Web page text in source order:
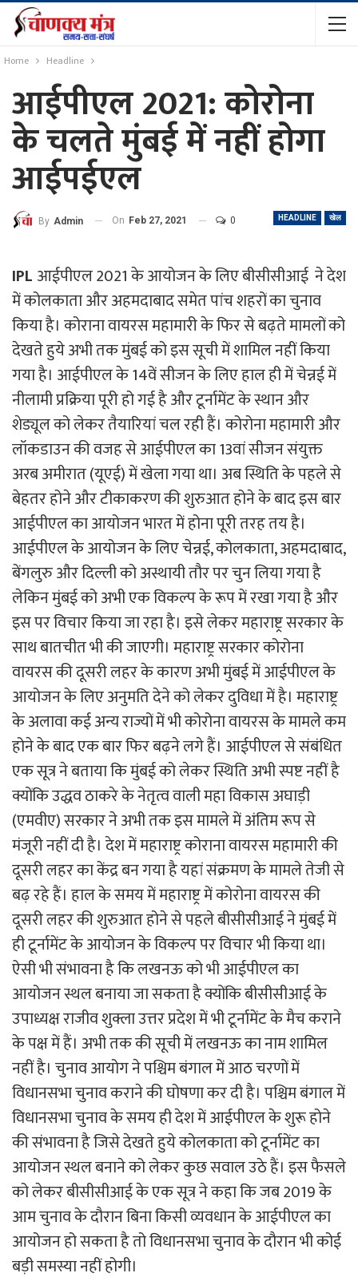
Home Headline
आईपीएल 2021: कोरोना
के चलते मुंबई में नहीं होगा
आईपईएल
HEADLINE खेल
By Admin On Feb 27, 2021 0
IPL आईपीएल 2021 के आयोजन के लिए बीसीसीआई ने देश
में कोलकाता और अहमदाबाद समेत पांच शहरों का चुनाव
किया है। कोराना वायरस महामारी के फिर से बढ़ते मामलों को
देखते हुये अभी तक मुंबई को इस सूची में शामिल नहीं किया
गया है। आईपीएल के 14वें सीजन के लिए हाल ही में चेन्नई में
नीलामी प्रक्रिया पूरी हो गई है और टूर्नामेंट के स्थान और
शेड्यूल को लेकर तैयारियां चल रही हैं। कोरोना महामारी और
लॉकडाउन की वजह से आईपीएल का 13वां सीजन संयुक्त
अरब अमीरात (यूएई) में खेला गया था। अब स्थिति के पहले से
बेहतर होने और टीकाकरण की शुरुआत होने के बाद इस बार
आईपीएल का आयोजन भारत में होना पूरी तरह तय है।
आईपीएल के आयोजन के लिए चेन्नई, कोलकाता, अहमदाबाद,
बेंगलुरु और दिल्ली को अस्थायी तौर पर चुन लिया गया है
लेकिन मुंबई को अभी एक विकल्प के रूप में रखा गया है और
इस पर विचार किया जा रहा है। इसे लेकर महाराष्ट्र सरकार के
साथ बातचीत भी की जाएगी। महाराष्ट्र सरकार कोरोना
वायरस की दूसरी लहर के कारण अभी मुंबई में आईपीएल के
आयोजन के लिए अनुमति देने को लेकर दुविधा में है। महाराष्ट्र
के अलावा कई अन्य राज्यों में भी कोरोना वायरस के मामले कम
होने के बाद एक बार फिर बढ़ने लगे हैं। आईपीएल से संबंधित
एक सूत्र ने बताया कि मुंबई को लेकर स्थिति अभी स्पष्ट नहीं है
क्योंकि उद्धव ठाकरे के नेतृत्व वाली महा विकास अघाड़ी
(एमवीए) सरकार ने अभी तक इस मामले में अंतिम रूप से
मंजूरी नहीं दी है। देश में महाराष्ट्र कोराना वायरस महामारी की
दूसरी लहर का केंद्र बन गया है यहां संक्रमण के मामले तेजी से
बढ़ रहे हैं। हाल के समय में महाराष्ट्र में कोरोना वायरस की
दूसरी लहर की शुरुआत होने से पहले बीसीसीआई ने मुंबई में
ही टूर्नामेंट के आयोजन के विकल्प पर विचार भी किया था।
ऐसी भी संभावना है कि लखनऊ को भी आईपीएल का
आयोजन स्थल बनाया जा सकता है क्योंकि बीसीसीआई के
उपाध्यक्ष राजीव शुक्ला उत्तर प्रदेश में भी टूर्नामेंट के मैच कराने
के पक्ष में हैं। अभी तक की सूची में लखनऊ का नाम शामिल
नहीं है। चुनाव आयोग ने पश्चिम बंगाल में आठ चरणों में
विधानसभा चुनाव कराने की घोषणा कर दी है। पश्चिम बंगाल में
विधानसभा चुनाव के समय ही देश में आईपीएल के शुरू होने
की संभावना है जिसे देखते हुये कोलकाता को टूर्नामेंट का
आयोजन स्थल बनाने को लेकर कुछ सवाल उठे हैं। इस फैसले
को लेकर बीसीसीआई के एक सूत्र ने कहा कि जब 2019 के
आम चुनाव के दौरान बिना किसी व्यवधान के आईपीएल का
आयोजन हो सकता है तो विधानसभा चुनाव के दौरान भी कोई
बड़ी समस्या नहीं होगी।